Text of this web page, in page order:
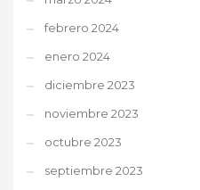
febrero 2024
enero 2024
diciembre 2023
noviembre 2023
octubre 2023
septiembre 2023